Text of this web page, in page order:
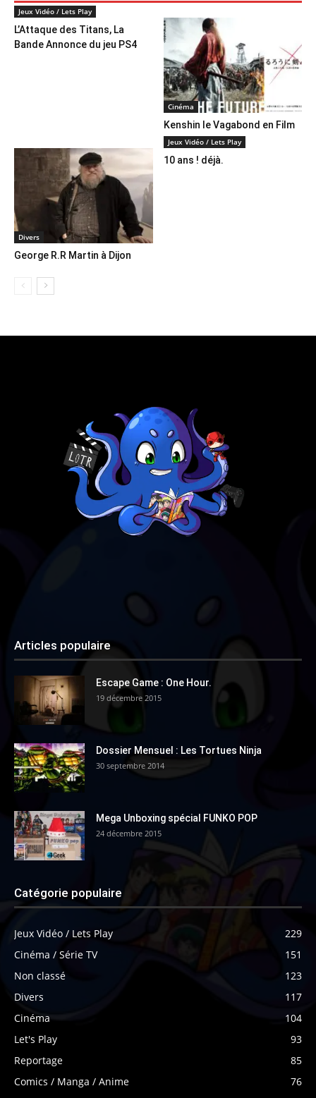
Jeux Vidéo / Lets Play
L’Attaque des Titans, La
Bande Annonce du jeu PS4
Cinéma
Kenshin le Vagabond en Film
Divers
George R.R Martin à Dijon
Jeux Vidéo / Lets Play
10 ans ! déjà.
Articles populaire
Escape Game : One Hour.
19 décembre 2015
Dossier Mensuel : Les Tortues Ninja
30 septembre 2014
Mega Unboxing spécial FUNKO POP
24 décembre 2015
Catégorie populaire
Jeux Vidéo / Lets Play
229
Cinéma / Série TV
151
Non classé
123
Divers
117
Cinéma
104
Let's Play
93
Reportage
85
Comics / Manga / Anime
76